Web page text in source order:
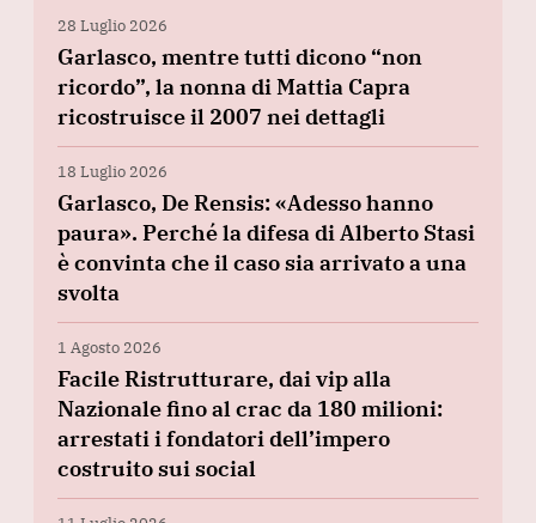
28 Luglio 2026
Garlasco, mentre tutti dicono “non
ricordo”, la nonna di Mattia Capra
ricostruisce il 2007 nei dettagli
18 Luglio 2026
Garlasco, De Rensis: «Adesso hanno
paura». Perché la difesa di Alberto Stasi
è convinta che il caso sia arrivato a una
svolta
1 Agosto 2026
Facile Ristrutturare, dai vip alla
Nazionale fino al crac da 180 milioni:
arrestati i fondatori dell’impero
costruito sui social